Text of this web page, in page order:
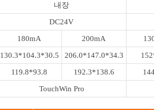
내장
DC24V
180mA 200mA
130.3*104.3*30.5 206.0*147.0*34.3
119.8*93.8 192.3*138.6
TouchWin Pro